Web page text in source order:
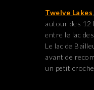
Twelve Lakes
autour des 12
entre le lac
Le lac de
avant de
un petit